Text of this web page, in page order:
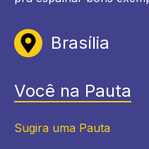
Brasília
Você na Pauta
Sugira uma Pauta